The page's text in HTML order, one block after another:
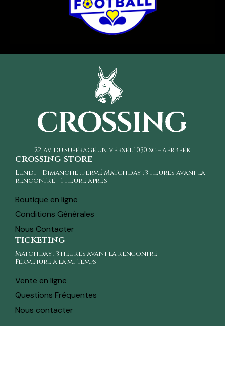
22, av. du suffrage universel1030 schaerbeek
crossing store
Lundi – Dimanche : fermé Matchday : 3 heures avant la
rencontre – 1 heure après
Boutique en ligne
Conditions Générales
Nous Contacter
ticketing
Matchday : 3 heures avant la rencontre
Fermeture à la mi-temps
Vente en ligne
Questions Fréquentes
Nous contacter